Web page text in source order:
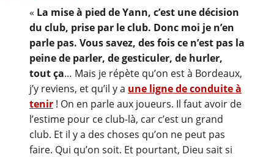
« La mise à pied de Yann, c’est une décision
du club, prise par le club. Donc moi je n’en
parle pas. Vous savez, des fois ce n’est pas la
peine de parler, de gesticuler, de hurler,
tout ça… Mais je répète qu’on est à Bordeaux,
j’y reviens, et qu’il y a une ligne de conduite à
tenir ! On en parle aux joueurs. Il faut avoir de
l’estime pour ce club-là, car c’est un grand
club. Et il y a des choses qu’on ne peut pas
faire. Qui qu’on soit. Et pourtant, Dieu sait si